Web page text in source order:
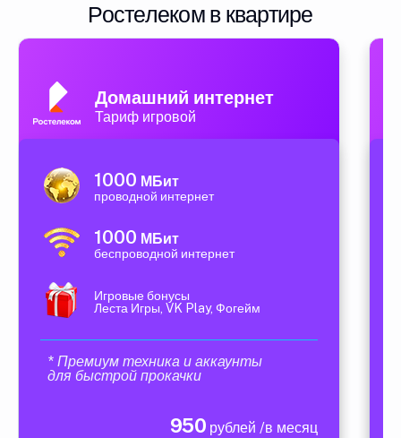
Ростелеком в квартире
Домашний интернет
Тариф игровой
1000 МБит
проводной интернет
1000 МБит
беспроводной интернет
Игровые бонусы
Леста Игры, VK Play, Фогейм
* Премиум техника и аккаунты
для быстрой прокачки
950 рублей /в месяц